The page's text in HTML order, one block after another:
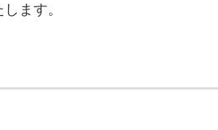
ます。